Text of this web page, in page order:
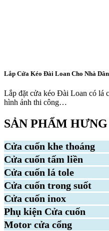
Lắp Cửa Kéo Đài Loan Cho Nhà Dân
Lắp đặt cửa kéo Đài Loan có lá
hình ảnh thi công…
SẢN PHẨM
Cửa cuốn khe thoáng
Cửa cuốn tấm liền
Cửa cuốn lá tole
Cửa cuốn trong suốt
Cửa cuốn inox
Phụ kiện Cửa cuốn
Motor cửa cổng